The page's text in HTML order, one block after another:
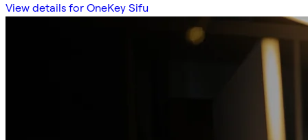
View details for OneKey Sifu